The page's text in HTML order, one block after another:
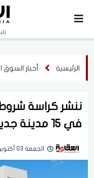
الرئيسية أخبار السوق
ننشر كراسة
في 15 مدينة جديدة
الجمعة 03 أكتوبر 2025 | 11:05 مساءً